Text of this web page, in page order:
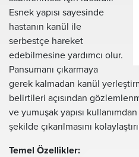
Esnek yapısı sayesinde
hastanın kanül ile
serbestçe hareket
edebilmesine yardımcı olur.
Pansumanı çıkarmaya
gerek kalmadan kanül
belirtileri açısından
ve yumuşak yapısı
şekilde çıkarılmasını
Temel Özellikler: